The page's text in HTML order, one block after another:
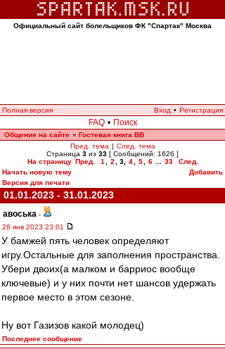
Официальный сайт болельщиков ФК "Спартак" Москва
Полная версия Вход • Регистрация
FAQ • Поиск
Общение на сайте » Гостевая книга ВВ
Пред. тема | След. тема
Страница 3 из 33 [ Сообщений: 1626 ]
На страницу Пред. 1 2 3, 4 5 6 33
След.
Начать новую тему
Добавить
Версия для печати
01.01.2023 - 31.01.2023
авоська -
28 янв 2023 23:01
У бамжей пять человек определяют
игру.Остальные для заполнения пространства.
Убери двоих(а малком и барриос вообще
ключевые) и у них почти нет шансов удержать
первое место в этом сезоне.
Ну вот Газизов какой молодец)
Последнее сообщение